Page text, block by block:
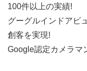
100件以上の実績!
グーグルインドアビ
創客を実現!
Google認定カメラマ